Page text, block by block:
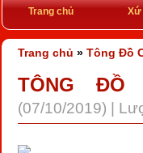
Trang chủ Xứ
Trang chủ » Tông Đồ
TÔNG ĐỒ
(07/10/2019) |